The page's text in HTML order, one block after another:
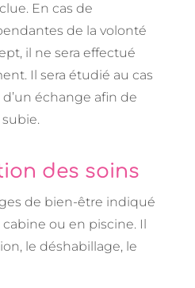
En cas de
de la volonté
il ne sera effectué
Il sera étudié au cas
échange afin de
des soins
de bien-être indiqué
ou en piscine. Il
le déshabillage, le